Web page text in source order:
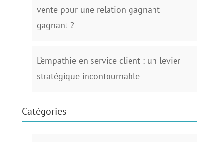
vente pour une relation gagnant-
gagnant ?
L’empathie en service client : un levier
stratégique incontournable
Catégories